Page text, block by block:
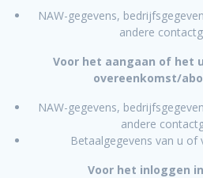
NAW-gegevens,
andere
Voor het aangaan of het
overeenkomst/
NAW-gegevens,
andere
Betaalgegevens van u of
Voor het inloggen